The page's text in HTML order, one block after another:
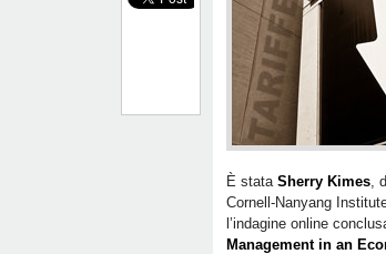
È stata Sherry Kimes,
Cornell-Nanyang
l’indagine online
Management in an